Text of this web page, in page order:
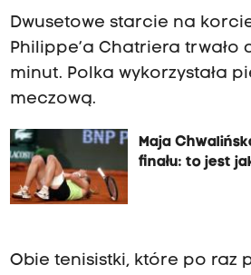
Dwusetowe starcie na
Philippe’a Chatriera trwało
minut. Polka wykorzystała
meczową.
Maja
finału: to jest
Obie tenisistki, które po raz